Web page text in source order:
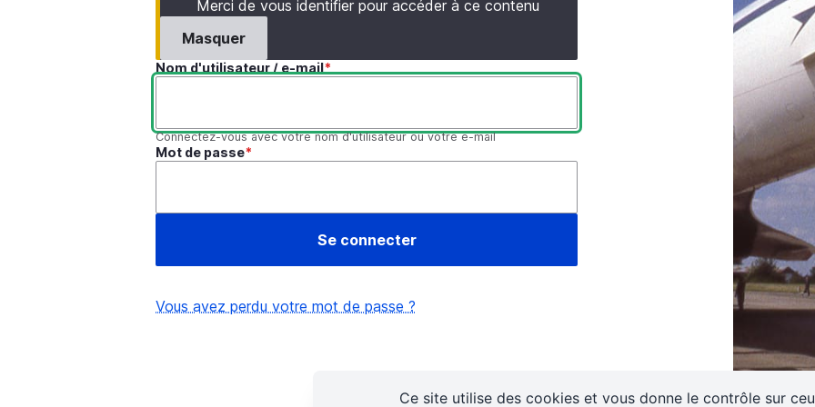
Ce site utilise des cookies et vous donne le contrôle sur
Merci de vous identifier pour accéder à ce contenu
Masquer
Nom d'utilisateur / e-mail
Connectez-vous avec votre nom d'utilisateur ou votre e-mail
Mot de passe
Vous avez perdu votre mot de passe ?